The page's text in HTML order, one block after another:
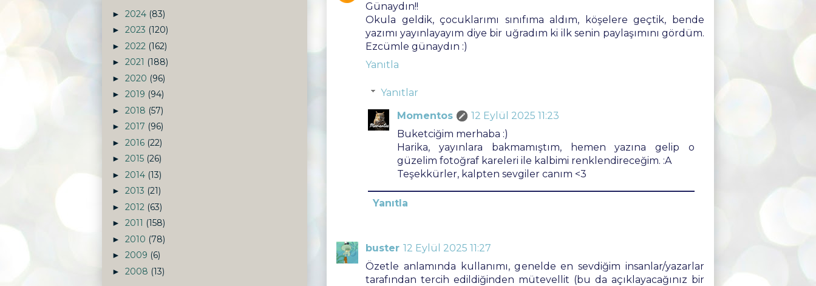
Günaydın!!
Okula geldik, çocuklarımı sınıfıma aldım, köşelere geçtik, bende
yazımı yayınlayayım diye bir uğradım ki ilk senin paylaşımını gördüm.
Ezcümle günaydın :)
Yanıtla
Yanıtlar
Momentos
12 Eylül 2025 11:23
Buketciğim merhaba :)
Harika, yayınlara bakmamıştım, hemen yazına gelip o
güzelim fotoğraf kareleri ile kalbimi renklendireceğim. :A
Teşekkürler, kalpten sevgiler canım <3
Yanıtla
buster 12 Eylül 2025 11:27
Özetle anlamında kullanımı, genelde en sevdiğim insanlar/yazarlar
tarafından tercih edildiğinden mütevellit (bu da açıklayacağınız bir
► 2024 (83)
► 2023 (120)
► 2022 (162)
► 2021 (188)
► 2020 (96)
► 2019 (94)
► 2018 (57)
► 2017 (96)
► 2016 (22)
► 2015 (26)
► 2014 (13)
► 2013 (21)
► 2012 (63)
► 2011 (158)
► 2010 (78)
► 2009 (6)
► 2008 (13)